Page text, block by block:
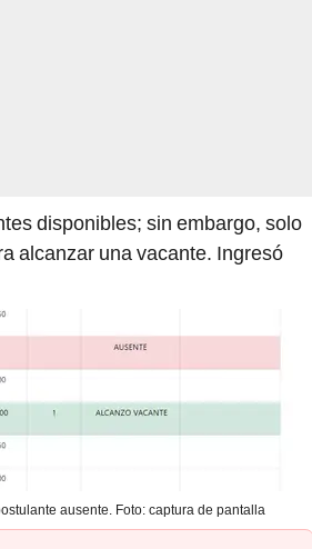
disponibles; sin embargo, solo
alcanzar una vacante. Ingresó
ausente. Foto: captura de pantalla